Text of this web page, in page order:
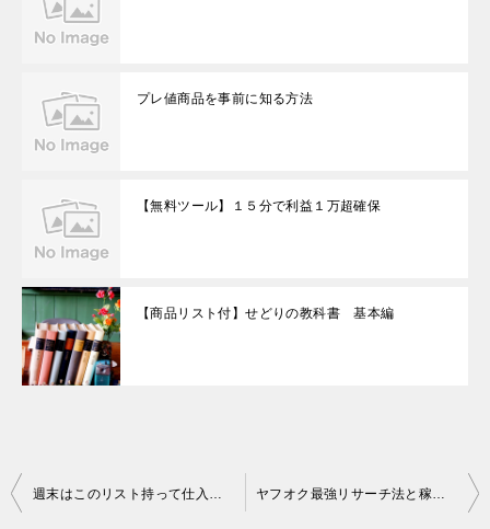
プレ値商品を事前に知る方法
【無料ツール】１５分で利益１万超確保
【商品リスト付】せどりの教科書 基本編
投
稿
ナ